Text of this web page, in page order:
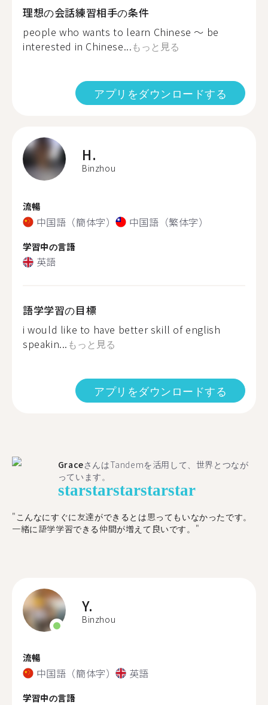
理想の会話練習相手の条件
people who wants to learn Chinese ～ be
interested in Chinese...もっと見る
アプリをダウンロードする
H.
Binzhou
流暢
中国語（簡体字） 中国語（繁体字）
学習中の言語
英語
語学学習の目標
i would like to have better skill of english
speakin... もっと見る
アプリをダウンロードする
GraceさんはTandemを活用して、世界とつなが
っています。
starstarstarstarstar
"こんなにすぐに友達ができるとは思ってもいなかったです。
一緒に語学学習できる仲間が増えて良いです。"
Y.
Binzhou
流暢
中国語（簡体字） 英語
学習中の言語